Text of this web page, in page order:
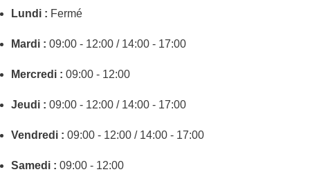
Lundi : Fermé
Mardi : 09:00 - 12:00 / 14:00 - 17:00
Mercredi : 09:00 - 12:00
Jeudi : 09:00 - 12:00 / 14:00 - 17:00
Vendredi : 09:00 - 12:00 / 14:00 - 17:00
Samedi : 09:00 - 12:00